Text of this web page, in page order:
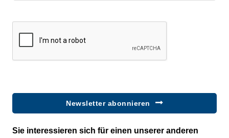
Newsletter abonnieren
Sie interessieren sich für einen unserer anderen